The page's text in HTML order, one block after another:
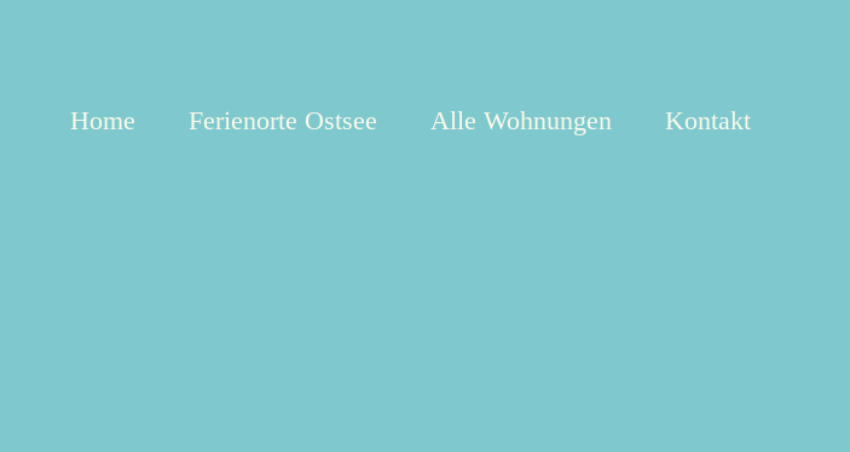
Home Ferienorte Ostsee Alle Wohnungen Kontakt